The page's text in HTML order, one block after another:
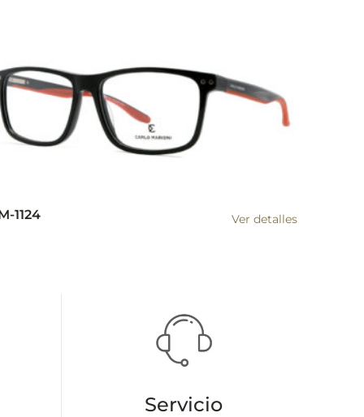
1124 Ver detalles
Servicio